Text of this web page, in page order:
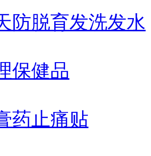
防脱育发洗发水
保健品
药止痛贴